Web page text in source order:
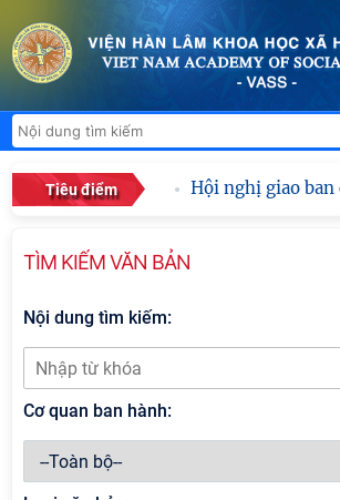
Tiêu điểm Hội nghị giao ban
TÌM KIẾM VĂN BẢN
Nội dung tìm kiếm:
Cơ quan ban hành: